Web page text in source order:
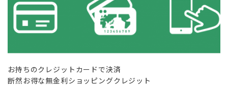
お持ちのクレジットカードで決済
断然お得な無金利ショッピングクレジット